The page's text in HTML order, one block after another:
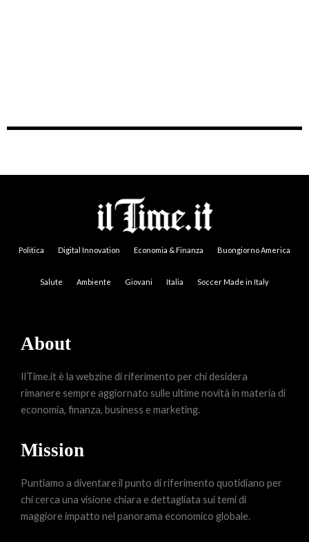
Politica Digital Innovation Economia & Finanza Buongiorno America
Salute Ambiente Giovani Italia Soccer Made in Italy
About
IlTime.it è la webzine di riferimento per chi desidera
rimanere sempre aggiornato sulle ultime novità in materia di
economia, finanza, business e marketing.
Mission
Puntiamo a diventare il punto di riferimento quotidiano per
chi cerca una visione chiara e dettagliata sui temi di
maggiore impatto nel panorama economico globale.